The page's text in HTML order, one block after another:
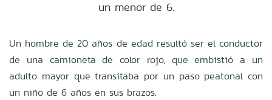
un menor de 6.
Un hombre de 20 años de edad resultó ser el conductor
de una camioneta de color rojo, que embistió a un
adulto mayor que transitaba por un paso peatonal con
un niño de 6 años en sus brazos.